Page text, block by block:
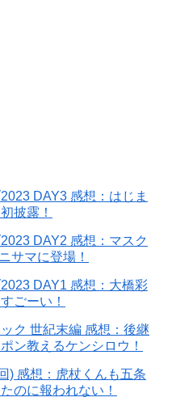
DAY3 感想：はじま
披露！
DAY2 感想：マスク
サマに登場！
DAY1 感想：大橋彩
ごーい！
末編 感想：後継
ン教えるケンシロウ！
) 感想：虎杖くんも五条
のに報われない！